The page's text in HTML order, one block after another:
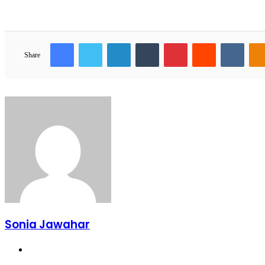
Share
FacebookTwitterLinkedInTumblrPinterestReddit
Sonia Jawahar